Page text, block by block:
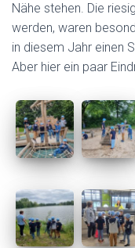
Nähe stehen. Die
werden, waren
in diesem Jahr einen
Aber hier ein paar